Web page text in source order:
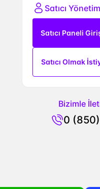
Satıcı
Satıcı Paneli
Satıcı Olmak
Bizimle
0